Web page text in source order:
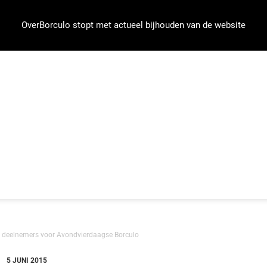
OverBorculo stopt met actueel bijhouden van de website
deelnemers voor Avondvierdaagse Borculo
5 JUNI 2015